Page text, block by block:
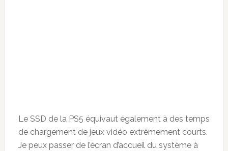
Le SSD de la PS5 équivaut également à des temps
de chargement de jeux vidéo extrêmement courts.
Je peux passer de l’écran d’accueil du système à